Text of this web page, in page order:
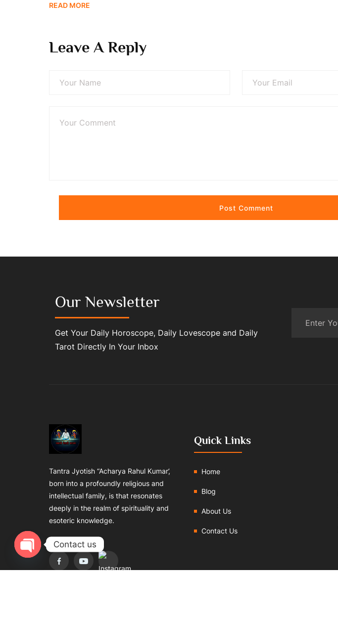
READ MORE
Leave A Reply
Our Newsletter
Get Your Daily Horoscope, Daily Lovescope and Daily
Tarot Directly In Your Inbox
Tantra Jyotish “Acharya Rahul Kumar’,
born into a profoundly religious and
intellectual family, is that resonates
deeply in the realm of spirituality and
esoteric knowledge.
Follows us:
Quick Links
Home
Blog
About Us
Contact Us
Contact us
Open chaty